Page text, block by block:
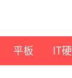
平板 IT